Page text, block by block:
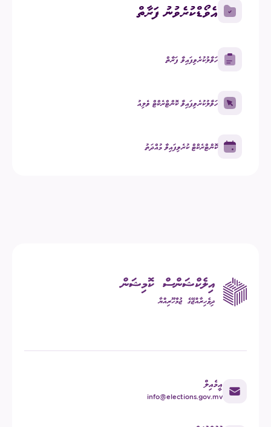
އެވޯޑްކުރެވުނު ފަރާތް
ހަވާލުކުރެވިފައިވާ ފަރާތް
ހަވާލުކުރެވިފައިވާ ކޮންޓްރެކްޓް ވެލިއު
ކޮންޓްރެކްޓް ކުރެވިފައިވާ މުއްދަތު
އީމެއިލް
info@elections.gov.mv